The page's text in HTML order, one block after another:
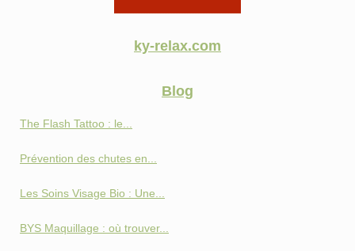
ky-relax.com
Blog
The Flash Tattoo : le...
Prévention des chutes en...
Les Soins Visage Bio : Une...
BYS Maquillage : où trouver...